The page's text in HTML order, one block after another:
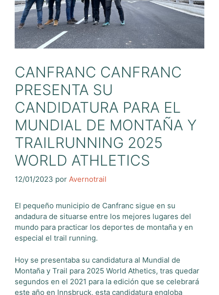
CANFRANC CANFRANC
PRESENTA SU
CANDIDATURA PARA EL
MUNDIAL DE MONTAÑA Y
TRAILRUNNING 2025
WORLD ATHLETICS
12/01/2023 por Avernotrail
El pequeño municipio de Canfranc sigue en su
andadura de situarse entre los mejores lugares del
mundo para practicar los deportes de montaña y en
especial el trail running.
Hoy se presentaba su candidatura al Mundial de
Montaña y Trail para 2025 World Athetics, tras quedar
segundos en el 2021 para la edición que se celebrará
este año en Innsbruck, esta candidatura engloba